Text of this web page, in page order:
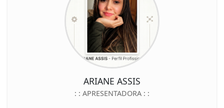
ARIANE ASSIS
: : APRESENTADORA : :